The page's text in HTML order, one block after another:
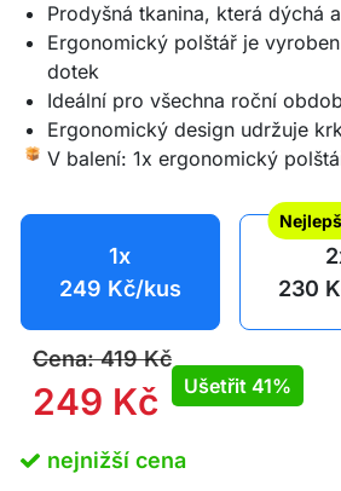
Prodyšná tkanina, která dýchá
Ergonomický polštář je
dotek
Ideální pro všechna roční
Ergonomický design udržuje
V balení: 1x ergonomický
1x
249 Kč/kus
230
Cena:419Kč
249 Kč Ušetřit 41%
nejnižší cena